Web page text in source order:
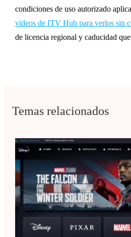
condiciones de uso autorizado
videos de ITV Hub para verlos sin
de licencia regional y caducidad
Temas relacionados